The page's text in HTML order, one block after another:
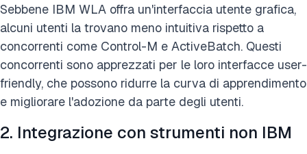
Sebbene IBM WLA offra un'interfaccia utente grafica,
alcuni utenti la trovano meno intuitiva rispetto a
concorrenti come Control-M e ActiveBatch. Questi
concorrenti sono apprezzati per le loro interfacce user-
friendly, che possono ridurre la curva di apprendimento
e migliorare l'adozione da parte degli utenti.
2. Integrazione con strumenti non IBM